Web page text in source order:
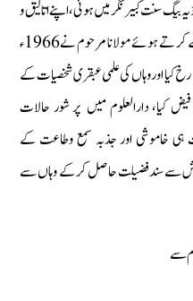
سنت کبیر نگر میں ہوئی، اپنے اتالیق و
مربی اساتذہ سے تعليم كے ابتدائی مراحل کو طے کر تے ہوئے مولانا مرحوم نے1966ء
رخ کیا اور وہاں کی علمی عبقری شخصیات کے
کیا، دارالعلوم ميں پر شور حالات
ہی خاموشی اور جذبہ سمع وطاعت کے
کی آغوش سے سند فضیلت حاصل کر کے وہاں سے
سے